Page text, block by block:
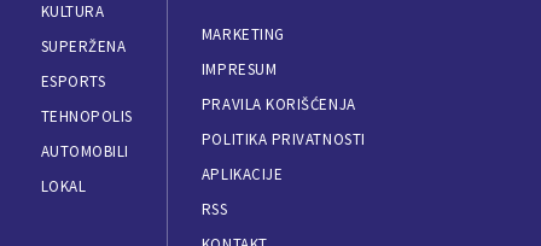
KULTURA
SUPERŽENA
ESPORTS
TEHNOPOLIS
AUTOMOBILI
LOKAL
MARKETING
IMPRESUM
PRAVILA KORIŠĆENJA
POLITIKA PRIVATNOSTI
APLIKACIJE
RSS